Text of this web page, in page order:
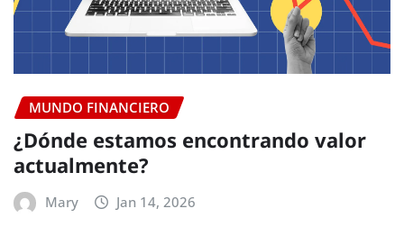
MUNDO FINANCIERO
¿Dónde estamos encontrando valor
actualmente?
Mary Jan 14, 2026